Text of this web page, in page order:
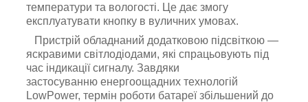
температури та вологості. Це дає змогу
експлуатувати кнопку в вуличних умовах.
Пристрій обладнаний додатковою підсвіткою —
яскравими світлодіодами, які спрацьовують під
час індикації сигналу. Завдяки
застосуванню енергоощадних технологій
LowPower, термін роботи батареї збільшений до